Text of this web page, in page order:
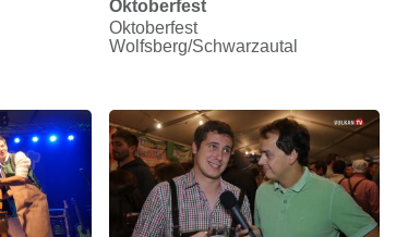
Oktoberfest
Oktoberfest
Wolfsberg/Schwarzautal